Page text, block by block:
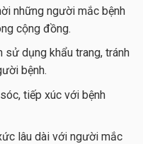
những người mắc bệnh
cộng đồng.
sử dụng khẩu trang, tránh
bệnh.
tiếp xúc với bệnh
lâu dài với người mắc